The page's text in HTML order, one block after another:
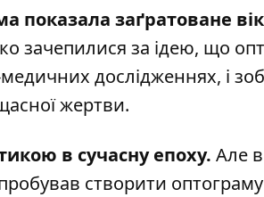
показала заґратоване
зачепилися за ідею, що
дослідженнях, і
жертви.
в сучасну епоху. Але
створити